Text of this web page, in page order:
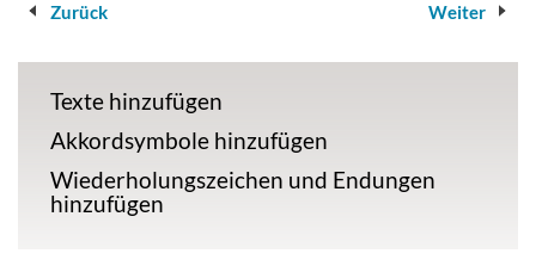
Zurück Weiter
Texte hinzufügen
Akkordsymbole hinzufügen
Wiederholungszeichen und Endungen
hinzufügen